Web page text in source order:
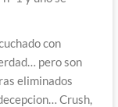
con
pero son
eliminados
Crush,